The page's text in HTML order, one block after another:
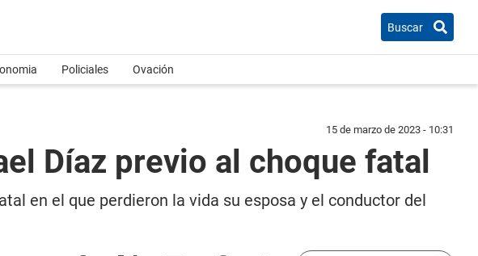
Buscar
Policiales Ovación
15 de marzo de 2023 - 10:31
Díaz previo al choque fatal
en el que perdieron la vida su esposa y el conductor del